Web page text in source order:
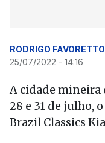
RODRIGO FAVORETTO
25/07/2022 - 14:16
A cidade mineira
28 e 31 de julho,
Brazil Classics